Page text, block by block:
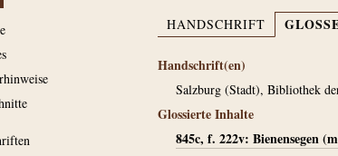
HANDSCHRIFT
Handschrift(en)
Salzburg (Stadt), Bibliothek
Glossierte Inhalte
845c, f. 222v: Bienensegen